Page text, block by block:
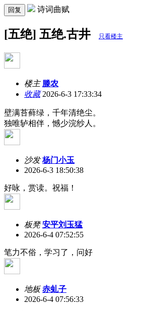
回复 诗词曲赋
[五绝] 五绝.古井 只看楼主
楼主 滕农
收藏2026-6-3 17:33:34
壁满苔藓绿，千年清绝尘。
独唯轳相伴，憾少浣纱人。
沙发 杨门小玉
2026-6-3 18:50:38
好咏，赏读。祝福！
板凳 安平刘玉猛
2026-6-4 07:52:55
笔力不俗，学习了，问好
地板 赤虬子
2026-6-4 07:56:33